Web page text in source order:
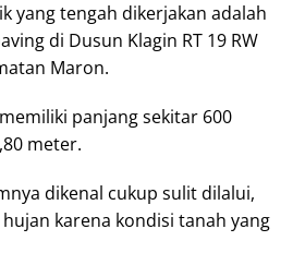
yang tengah dikerjakan adalah
di Dusun Klagin RT 19 RW
Maron.
panjang sekitar 600
meter.
dikenal cukup sulit dilalui,
karena kondisi tanah yang